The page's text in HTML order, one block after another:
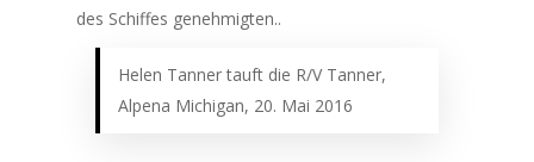
des Schiffes genehmigten..
Helen Tanner tauft die R/V Tanner,
Alpena Michigan, 20. Mai 2016